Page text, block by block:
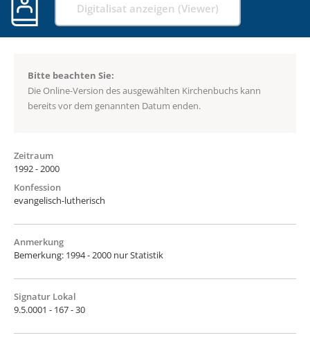
Digitalisat anzeigen (Viewer)
Bitte beachten Sie:
Die Online-Version des ausgewählten Kirchenbuchs kann
bereits vor dem genannten Datum enden.
Zeitraum
1992 - 2000
Konfession
evangelisch-lutherisch
Anmerkung
Bemerkung: 1994 - 2000 nur Statistik
Signatur Lokal
9.5.0001 - 167 - 30